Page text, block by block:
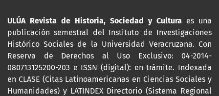
ULÚA Revista de Historia, Sociedad y Cultura es una
publicación semestral del Instituto de Investigaciones
Histórico Sociales de la Universidad Veracruzana. Con
Reserva de Derechos al Uso Exclusivo: 04-2014-
080713125200-203 e ISSN (digital): en trámite. Indexada
en CLASE (Citas Latinoamericanas en Ciencias Sociales y
Humanidades) y LATINDEX Directorio (Sistema Regional